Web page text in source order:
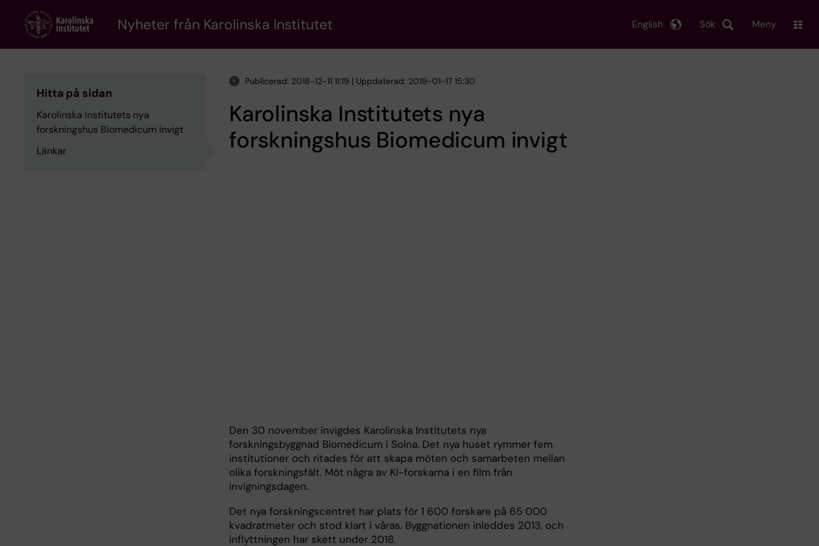
content
Nyheter från Karolinska Institutet Sök
English Meny
Hitta på sidan
Karolinska Institutets nya
forskningshus Biomedicum invigt
Länkar
Publicerad: 2018-12-11 11:19 | Uppdaterad: 2019-01-17 15:30
Karolinska Institutets nya
forskningshus Biomedicum invigt
Den 30 november invigdes Karolinska Institutets nya
forskningsbyggnad Biomedicum i Solna. Det nya huset rymmer fem
institutioner och ritades för att skapa möten och samarbeten mellan
olika forskningsfält. Möt några av KI-forskarna i en film från
invigningsdagen.
Det nya forskningscentret har plats för 1 600 forskare på 65 000
kvadratmeter och stod klart i våras. Byggnationen inleddes 2013, och
inflyttningen har skett under 2018.